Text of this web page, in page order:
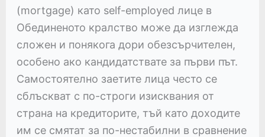
(mortgage) като self-employed лице в
Обединеното кралство може да изглежда
сложен и понякога дори обезсърчителен,
особено ако кандидатствате за първи път.
Самостоятелно заетите лица често се
сблъскват с по-строги изисквания от
страна на кредиторите, тъй като доходите
им се смятат за по-нестабилни в сравнение